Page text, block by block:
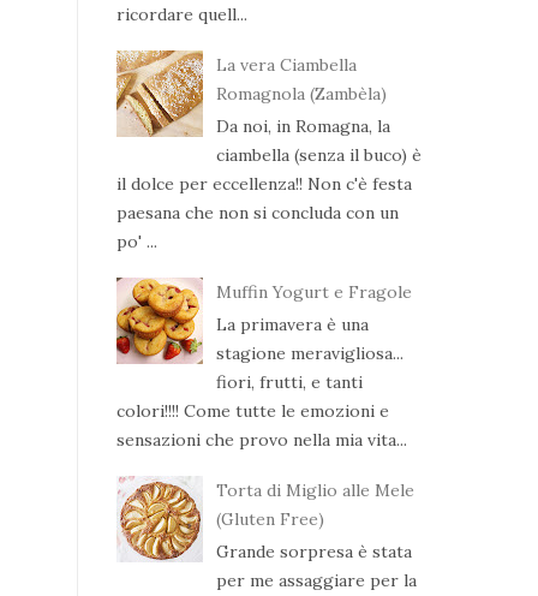
ricordare quell...
La vera Ciambella
Romagnola (Zambèla)
Da noi, in Romagna, la
ciambella (senza il buco) è
il dolce per eccellenza!! Non c'è festa
paesana che non si concluda con un
po' ...
Muffin Yogurt e Fragole
La primavera è una
stagione meravigliosa...
fiori, frutti, e tanti
colori!!!! Come tutte le emozioni e
sensazioni che provo nella mia vita...
Torta di Miglio alle Mele
(Gluten Free)
Grande sorpresa è stata
per me assaggiare per la